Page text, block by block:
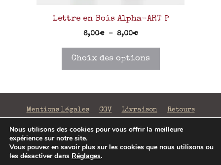
Lettre en Bois Alpha-ART P
6,00€ – 8,00€
Choix des options
Mentions légales CGV Livraison Retours
Confidentialité
©2026 La Fabrique de Mots Magiques | SIRET 797 938
206 00043 | Conception
Nous utilisons des cookies pour vous offrir la meilleure
expérience sur notre site.
Vous pouvez en savoir plus sur les cookies que nous utilisons ou
les désactiver dans Réglages.